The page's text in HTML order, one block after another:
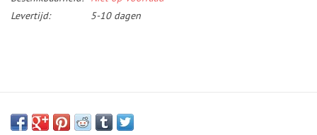
Levertijd:
5-10 dagen